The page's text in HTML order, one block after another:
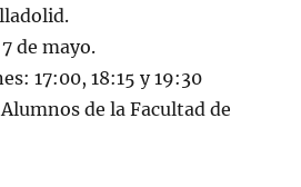
de mayo.
17:00, 18:15 y 19:30
de la Facultad de